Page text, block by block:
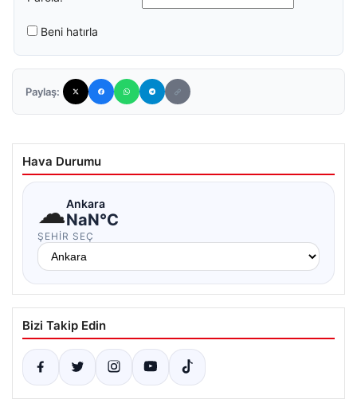
Beni hatırla
Paylaş:
Hava Durumu
☁Ankara
NaN°C
ŞEHIR SEÇ
Bizi Takip Edin